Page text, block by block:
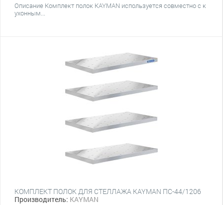
Описание Комплект полок KAYMAN используется совместно с к
ухонным...
КОМПЛЕКТ ПОЛОК ДЛЯ СТЕЛЛАЖА KAYMAN ПС-44/1206
Производитель: KAYMAN